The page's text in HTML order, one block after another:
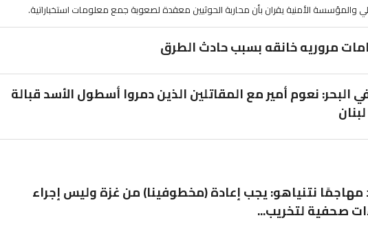
والمؤسسة الأمنية يقران بأن محاربة الحوثيين معقدة لصعوبة جمع معلومات استخباراتية.
مروريه خانقه بسبب حادث الطرق
البحر: نعوم أمير مع المقاتلين الذين دمروا أسطول الأسد قبالة
مهاجمًا نتنياهو: يجب إعادة (مخطوفينا) من غزة وليس إجراء
صحفية لتخريب...